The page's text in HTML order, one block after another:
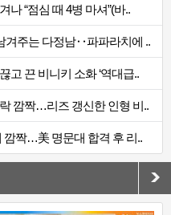
나 “점심 때 4병 마셔”(바..
겨주는 다정남‥파파라치에 ..
고 끈 비니키 소화 ‘역대급..
깜짝…리즈 갱신한 인형 비..
깜짝…美 명문대 합격 후 리..